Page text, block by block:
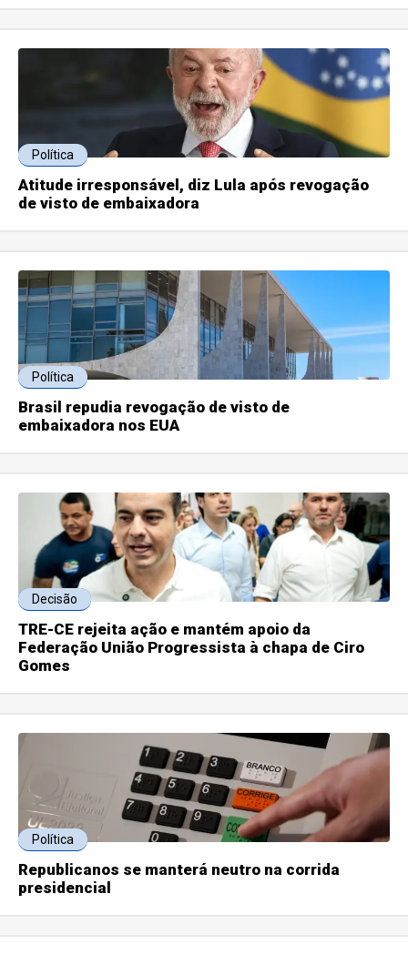
Política
Atitude irresponsável, diz Lula após revogação
de visto de embaixadora
Política
Brasil repudia revogação de visto de
embaixadora nos EUA
Decisão
TRE-CE rejeita ação e mantém apoio da
Federação União Progressista à chapa de Ciro
Gomes
Política
Republicanos se manterá neutro na corrida
presidencial